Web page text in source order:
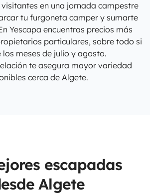
visitantes en una jornada campestre
tu furgoneta camper y sumarte
Yescapa encuentras precios más
particulares, sobre todo si
meses de julio y agosto.
te asegura mayor variedad
cerca de Algete.
escapadas
Algete